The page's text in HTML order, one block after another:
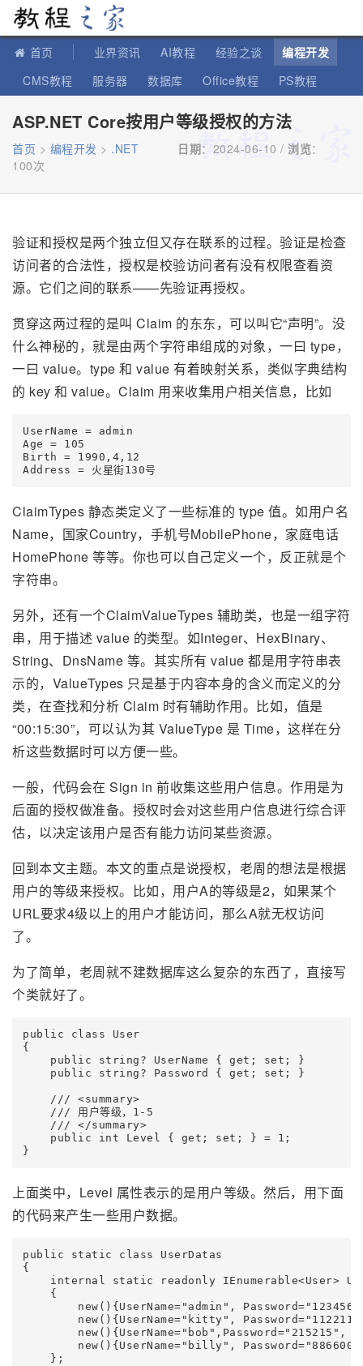
首页 业界资讯 AI教程 经验之谈
编程开发
CMS教程
服务器 数据库 Office教程
PS教程
ASP.NET Core按用户等级授权的方法
首页 > 编程开发 > .NET 日期：2024-06-10 / 浏览：
100次
验证和授权是两个独立但又存在联系的过程。验证是检查
访问者的合法性，授权是校验访问者有没有权限查看资
源。它们之间的联系——先验证再授权。
贯穿这两过程的是叫 Claim 的东东，可以叫它“声明”。没
什么神秘的，就是由两个字符串组成的对象，一曰 type，
一曰 value。type 和 value 有着映射关系，类似字典结构
的 key 和 value。Claim 用来收集用户相关信息，比如
UserName = admin
Age = 105
Birth = 1990,4,12
Address = 火星街130号
ClaimTypes 静态类定义了一些标准的 type 值。如用户名
Name，国家Country，手机号MobilePhone，家庭电话
HomePhone 等等。你也可以自己定义一个，反正就是个
字符串。
另外，还有一个ClaimValueTypes 辅助类，也是一组字符
串，用于描述 value 的类型。如Integer、HexBinary、
String、DnsName 等。其实所有 value 都是用字符串表
示的，ValueTypes 只是基于内容本身的含义而定义的分
类，在查找和分析 Claim 时有辅助作用。比如，值是
“00:15:30”，可以认为其 ValueType 是 Time，这样在分
析这些数据时可以方便一些。
一般，代码会在 Sign in 前收集这些用户信息。作用是为
后面的授权做准备。授权时会对这些用户信息进行综合评
估，以决定该用户是否有能力访问某些资源。
回到本文主题。本文的重点是说授权，老周的想法是根据
用户的等级来授权。比如，用户A的等级是2，如果某个
URL要求4级以上的用户才能访问，那么A就无权访问
了。
为了简单，老周就不建数据库这么复杂的东西了，直接写
个类就好了。
public class User
{
    public string? UserName { get; set; }
    public string? Password { get; set; }
    /// <summary>
    /// 用户等级，1-5
    /// </summary>
    public int Level { get; set; } = 1;
}
上面类中，Level 属性表示的是用户等级。然后，用下面
的代码来产生一些用户数据。
public static class UserDatas
{
internal static readonly IEnumerable<User>
    {
new(){UserName="admin",
new(){UserName="kitty",
new(){UserName="bob",Password="215215",
new(){UserName="billy",
    };